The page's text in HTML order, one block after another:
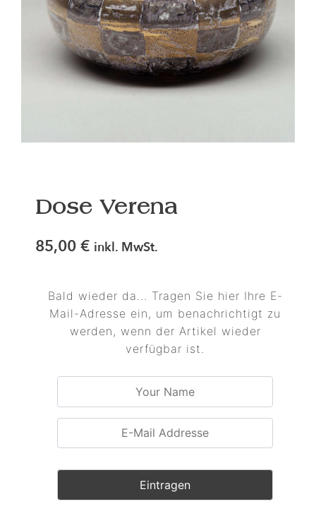
Dose Verena
85,00 € inkl. MwSt.
Bald wieder da... Tragen Sie hier Ihre E-
Mail-Adresse ein, um benachrichtigt zu
werden, wenn der Artikel wieder
verfügbar ist.